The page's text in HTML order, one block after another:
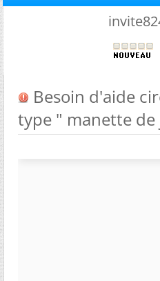
Besoin d'aide
type " manette de